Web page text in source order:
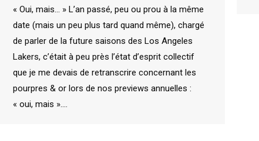
« Oui, mais… » L’an passé, peu ou prou à la même
date (mais un peu plus tard quand même), chargé
de parler de la future saisons des Los Angeles
Lakers, c’était à peu près l’état d’esprit collectif
que je me devais de retranscrire concernant les
pourpres & or lors de nos previews annuelles :
« oui, mais ».…